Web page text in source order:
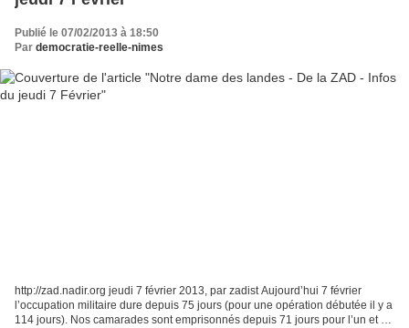
Publié le 07/02/2013 à 18:50
Par democratie-reelle-nimes
http://zad.nadir.org jeudi 7 février 2013, par zadist Aujourd’hui 7 février
l’occupation militaire dure depuis 75 jours (pour une opération débutée il y a
114 jours). Nos camarades sont emprisonnés depuis 71 jours pour l’un et 50